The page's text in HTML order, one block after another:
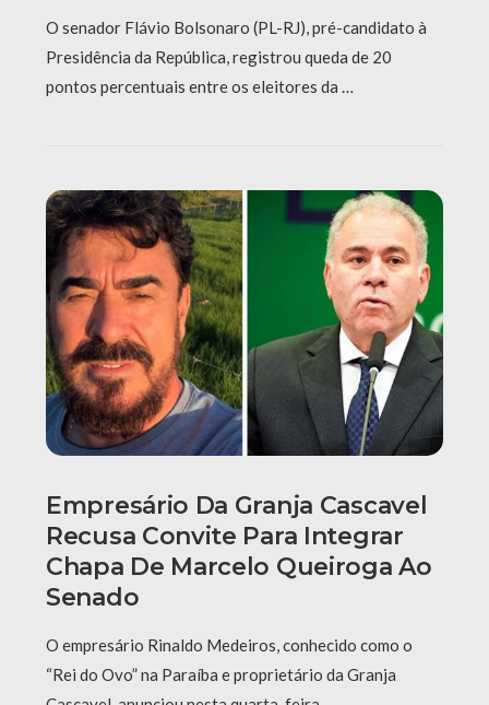
O senador Flávio Bolsonaro (PL-RJ), pré-candidato à
Presidência da República, registrou queda de 20
pontos percentuais entre os eleitores da …
Empresário Da Granja Cascavel
Recusa Convite Para Integrar
Chapa De Marcelo Queiroga Ao
Senado
O empresário Rinaldo Medeiros, conhecido como o
“Rei do Ovo” na Paraíba e proprietário da Granja